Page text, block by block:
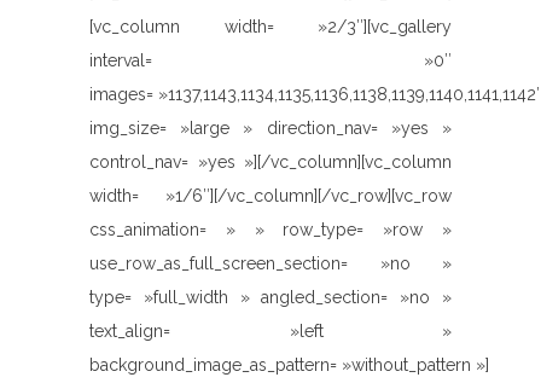
[vc_column width= »2/3″][vc_gallery
interval= »0″
images=
img_size= »large » direction_nav= »yes »
control_nav= »yes »][/vc_column][vc_column
width= »1/6″][/vc_column][/vc_row][vc_row
css_animation= » » row_type= »row »
use_row_as_full_screen_section= »no »
type= »full_width » angled_section= »no »
text_align= »left »
background_image_as_pattern= »without_pattern »]